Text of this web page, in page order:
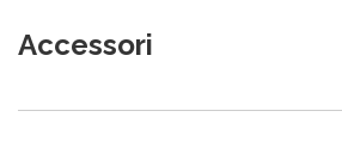
Accessori